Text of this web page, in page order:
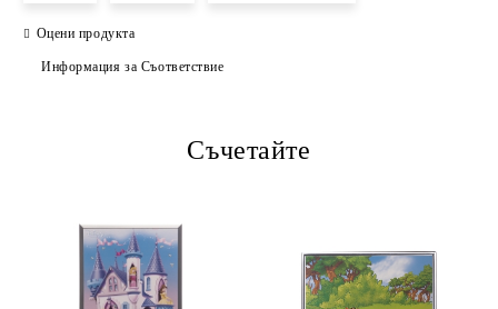
Ние ще се свържем с вас в рамките на работния ден.
Оцени продукта
Информация за Съответствие
Съчетайте